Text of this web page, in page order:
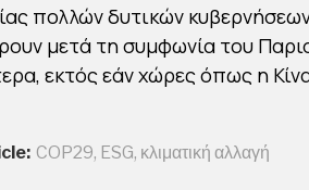
πολλών δυτικών
μετά τη συμφωνία του
εκτός εάν χώρες όπως η
COP29, ESG, κλιματική αλλαγή